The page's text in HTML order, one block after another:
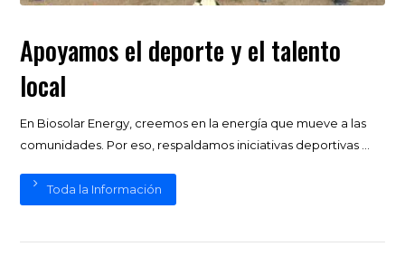
Apoyamos el deporte y el talento
local
En Biosolar Energy, creemos en la energía que mueve a las
comunidades. Por eso, respaldamos iniciativas deportivas ...
Toda la Información